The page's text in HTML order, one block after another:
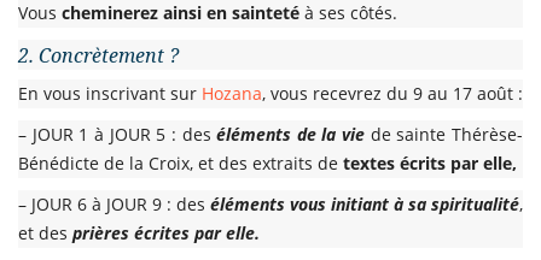
Vous cheminerez ainsi en sainteté à ses côtés.
2. Concrètement ?
En vous inscrivant sur Hozana, vous recevrez du 9 au 17 août :
– JOUR 1 à JOUR 5 : deséléments de la vie de sainte Thérèse-
Bénédicte de la Croix, et des extraits de textes écrits par elle,
– JOUR 6 à JOUR 9 : des éléments vous initiant à sa spiritualité,
et des prières écrites par elle.